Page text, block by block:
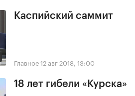
Каспийский саммит
Главное12 авг 2018, 13:00
18 лет гибели «Курска»